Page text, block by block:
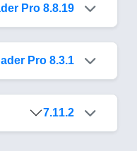
Pro 8.8.19
Pro 8.3.1
7.11.2